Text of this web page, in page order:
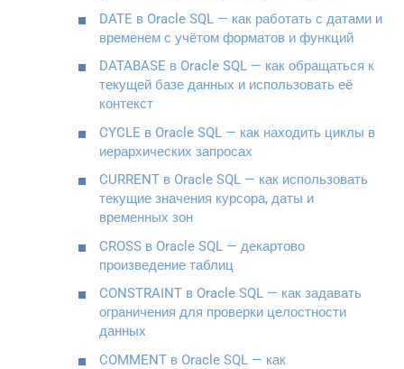
DATE в Oracle SQL — как работать с датами и
временем с учётом форматов и функций
DATABASE в Oracle SQL — как обращаться к
текущей базе данных и использовать её
контекст
CYCLE в Oracle SQL — как находить циклы в
иерархических запросах
CURRENT в Oracle SQL — как использовать
текущие значения курсора, даты и
временных зон
CROSS в Oracle SQL — декартово
произведение таблиц
CONSTRAINT в Oracle SQL — как задавать
ограничения для проверки целостности
данных
COMMENT в Oracle SQL — как